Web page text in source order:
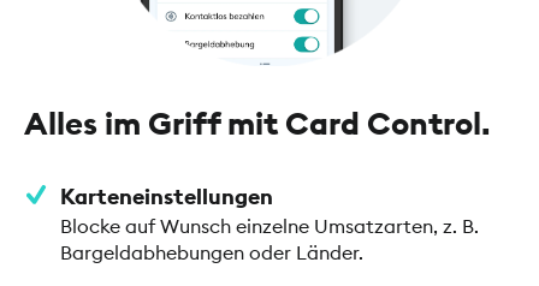
Alles im Griff mit Card Control.
Karteneinstellungen
Blocke auf Wunsch einzelne Umsatzarten, z. B.
Bargeldabhebungen oder Länder.